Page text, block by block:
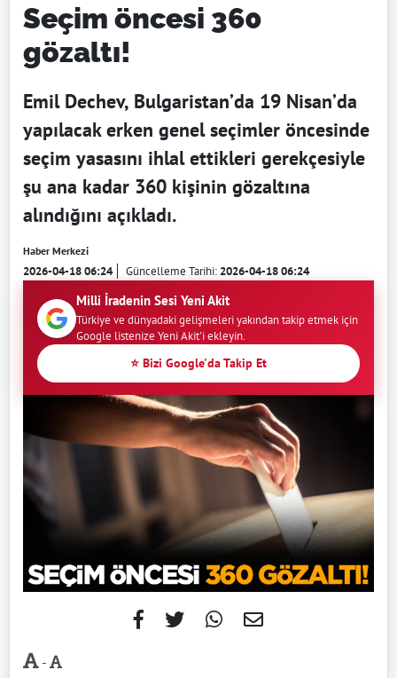
Seçim öncesi 360
gözaltı!
Emil Dechev, Bulgaristan’da 19 Nisan’da
yapılacak erken genel seçimler öncesinde
seçim yasasını ihlal ettikleri gerekçesiyle
şu ana kadar 360 kişinin gözaltına
alındığını açıkladı.
Haber Merkezi
2026-04-18 06:24 Güncelleme Tarihi:2026-04-18 06:24
Milli İradenin Sesi Yeni Akit
Türkiye ve dünyadaki gelişmeleri yakından takip etmek için
Google listenize Yeni Akit'i ekleyin.
⭐ Bizi Google'da Takip Et
-